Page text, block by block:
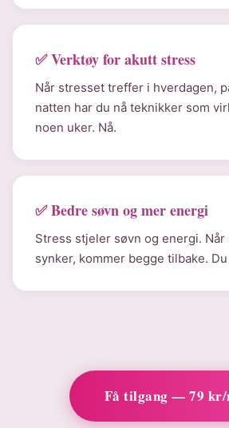
✅ Verktøy for akutt stress
Når stresset treffer i hverdagen,
natten har du nå teknikker som
noen uker. Nå.
✅ Bedre søvn og mer energi
Stress stjeler søvn og energi.
synker, kommer begge tilbake.
Få tilgang — 79 kr/